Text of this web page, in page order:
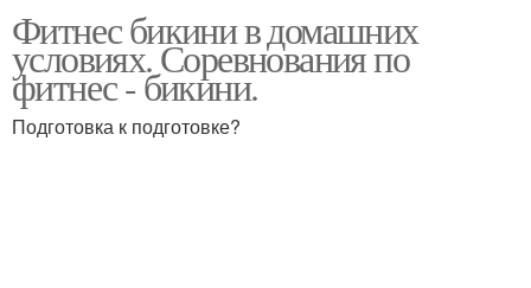
Фитнес бикини в домашних
условиях. Соревнования по
фитнес - бикини.
Подготовка к подготовке?